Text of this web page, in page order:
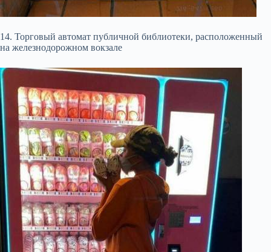
14. Торговый автомат публичной библиотеки, расположенный
на железнодорожном вокзале